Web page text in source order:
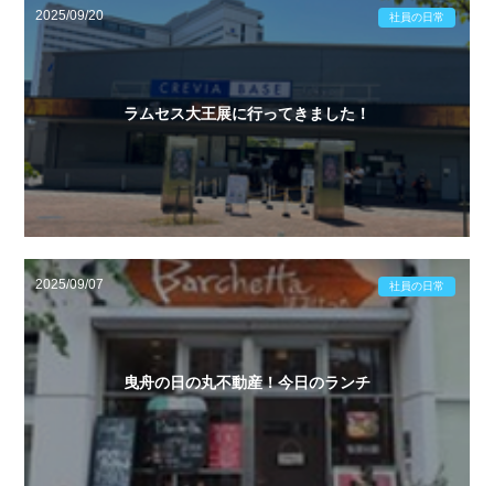
2025/09/20 社員の日常
ラムセス大王展に行ってきました！
2025/09/07 社員の日常
曳舟の日の丸不動産！今日のランチ